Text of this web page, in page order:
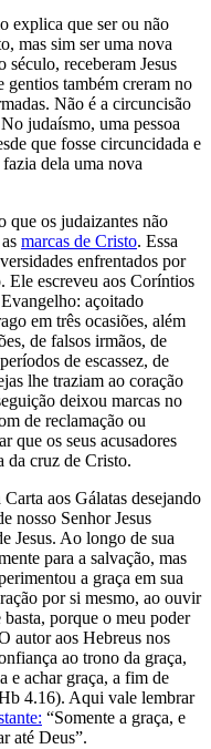
explica que ser ou não
mas sim ser uma nova
receberam Jesus
gentios também creram no
Não é a circuncisão
judaísmo, uma pessoa
que fosse circuncidada e
dela uma nova
que os judaizantes não
marcas de Cristo. Essa
enfrentados por
Ele escreveu aos Coríntios
açoitado
em três ocasiões, além
de falsos irmãos, de
de escassez, de
lhe traziam ao coração
deixou marcas no
de reclamação ou
que os seus acusadores
da cruz de Cristo.
aos Gálatas desejando
nosso Senhor Jesus
Jesus. Ao longo de sua
para a salvação, mas
a graça em sua
por si mesmo, ao ouvir
porque o meu poder
autor aos Hebreus nos
ao trono da graça,
e achar graça, a fim de
4.16). Aqui vale lembrar
“Somente a graça, e
até Deus”.